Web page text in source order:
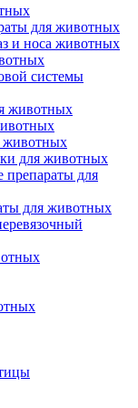
для животных
и носа животных
системы
животных
животных
для животных
препараты для
для животных